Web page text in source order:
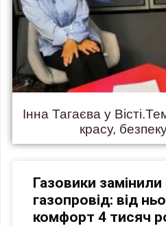
Інна Тагаєва у
красу,
Газовики
газопровід: від
комфорт 4 тисяч